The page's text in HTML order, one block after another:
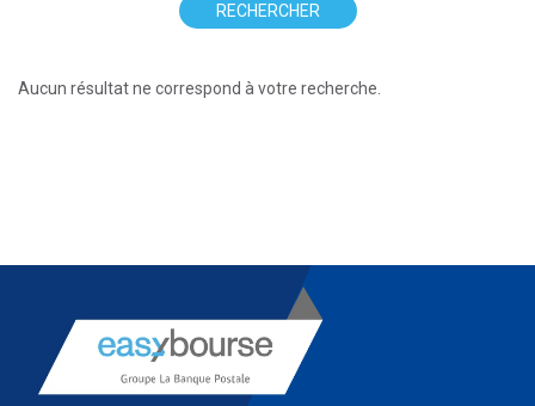
RECHERCHER
Aucun résultat ne correspond à votre recherche.